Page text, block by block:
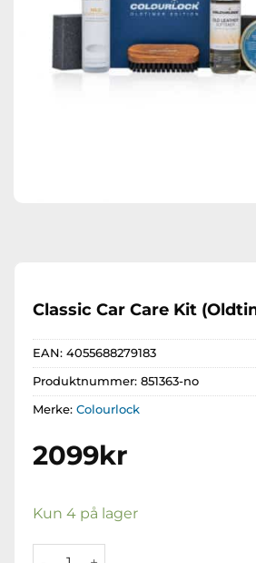
Classic Car Care Kit
EAN: 4055688279183
Produktnummer: 851363-no
Merke: Colourlock
2099kr
Kun 4 på lager
Classic Car Care Kit (Oldtimer)